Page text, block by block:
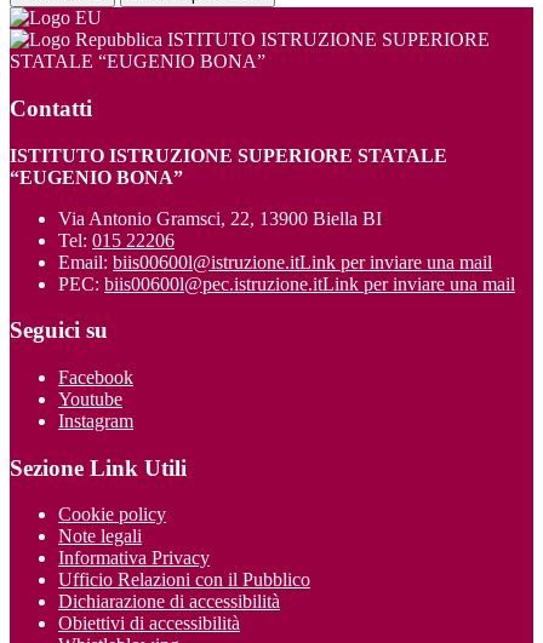
ISTITUTO ISTRUZIONE SUPERIORE
STATALE “EUGENIO BONA”
Contatti
ISTITUTO ISTRUZIONE SUPERIORE STATALE
“EUGENIO BONA”
Via Antonio Gramsci, 22, 13900 Biella BI
Tel: 015 22206
Email: biis00600l@istruzione.itLink per inviare una mail
PEC: biis00600l@pec.istruzione.itLink per inviare una mail
Seguici su
Facebook
Youtube
Instagram
Sezione Link Utili
Cookie policy
Note legali
Informativa Privacy
Ufficio Relazioni con il Pubblico
Dichiarazione di accessibilità
Obiettivi di accessibilità